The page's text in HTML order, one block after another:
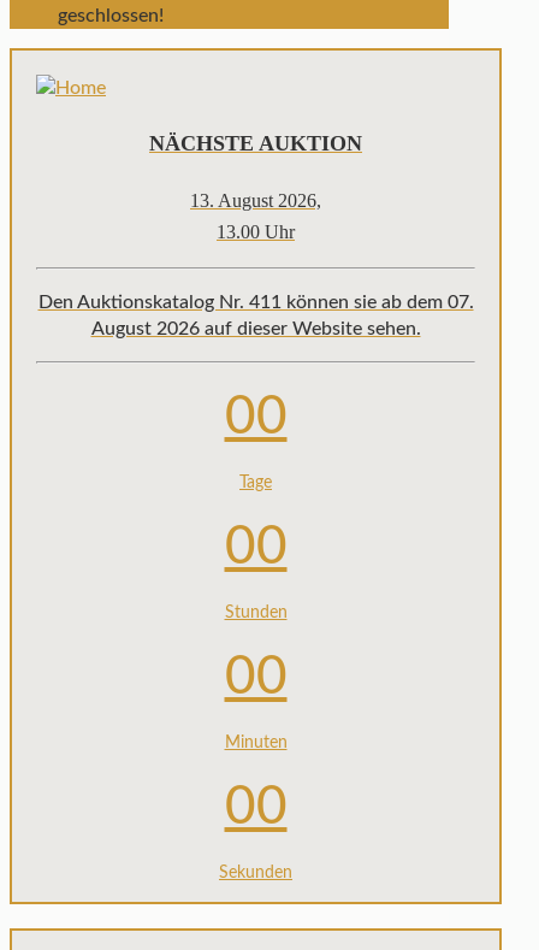
geschlossen!
NÄCHSTE AUKTION
13. August 2026,
13.00 Uhr
Den Auktionskatalog Nr. 411 können sie ab dem 07.
August 2026 auf dieser Website sehen.
00
Tage
00
Stunden
00
Minuten
00
Sekunden